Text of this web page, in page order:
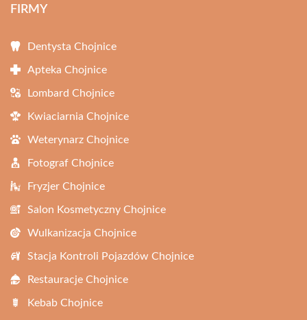
FIRMY
Dentysta Chojnice
Apteka Chojnice
Lombard Chojnice
Kwiaciarnia Chojnice
Weterynarz Chojnice
Fotograf Chojnice
Fryzjer Chojnice
Salon Kosmetyczny Chojnice
Wulkanizacja Chojnice
Stacja Kontroli Pojazdów Chojnice
Restauracje Chojnice
Kebab Chojnice